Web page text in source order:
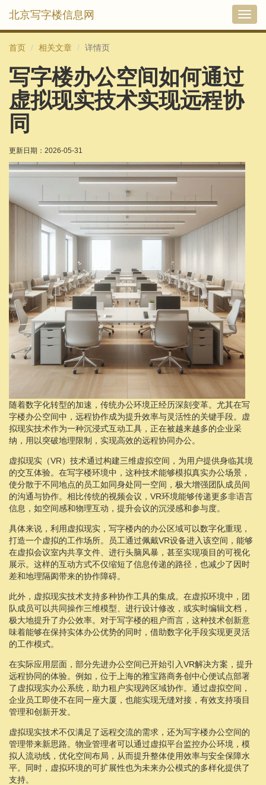
切
北京写字楼信息网
首页 相关文章 详情页
写字楼办公空间如何通过
虚拟现实技术实现远程协
同
更新日期： 2026-05-31
随着数字化转型的加速，传统办公环境正经历深刻变革。尤其在写
字楼办公空间中，远程协作成为提升效率与灵活性的关键手段。虚
拟现实技术作为一种沉浸式互动工具，正在被越来越多的企业采
纳，用以突破地理限制，实现高效的远程协同办公。
虚拟现实（VR）技术通过构建三维虚拟空间，为用户提供身临其境
的交互体验。在写字楼环境中，这种技术能够模拟真实办公场景，
使分散于不同地点的员工如同身处同一空间，极大增强团队成员间
的沟通与协作。相比传统的视频会议，VR环境能够传递更多非语言
信息，如空间感和物理互动，提升会议的沉浸感和参与度。
具体来说，利用虚拟现实，写字楼内的办公区域可以数字化重现，
打造一个虚拟的工作场所。员工通过佩戴VR设备进入该空间，能够
在虚拟会议室内共享文件、进行头脑风暴，甚至实现项目的可视化
展示。这样的互动方式不仅缩短了信息传递的路径，也减少了因时
差和地理隔阂带来的协作障碍。
此外，虚拟现实技术支持多种协作工具的集成。在虚拟环境中，团
队成员可以共同操作三维模型、进行设计修改，或实时编辑文档，
极大地提升了办公效率。对于写字楼的租户而言，这种技术创新意
味着能够在保持实体办公优势的同时，借助数字化手段实现更灵活
的工作模式。
在实际应用层面，部分先进办公空间已开始引入VR解决方案，提升
远程协同的体验。例如，位于上海的雅宝路商务创中心便试点部署
了虚拟现实办公系统，助力租户实现跨区域协作。通过虚拟空间，
企业员工即使不在同一座大厦，也能实现无缝对接，有效支持项目
管理和创新开发。
虚拟现实技术不仅满足了远程交流的需求，还为写字楼办公空间的
管理带来新思路。物业管理者可以通过虚拟平台监控办公环境，模
拟人流动线，优化空间布局，从而提升整体使用效率与安全保障水
平。同时，虚拟环境的可扩展性也为未来办公模式的多样化提供了
支持。